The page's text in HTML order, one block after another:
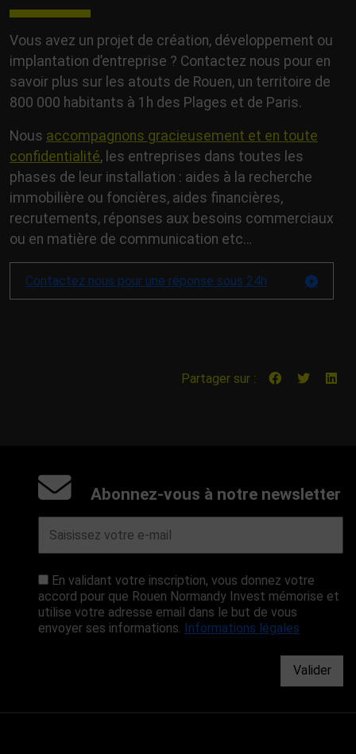
Vous avez un projet de création, développement ou
implantation d’entreprise ? Contactez nous pour en
savoir plus sur les atouts de Rouen, un territoire de
800 000 habitants à 1h des Plages et de Paris.
Nous accompagnons gracieusement et en toute
confidentialité, les entreprises dans toutes les
phases de leur installation : aides à la recherche
immobilière ou foncières, aides financières,
recrutements, réponses aux besoins commerciaux
ou en matière de communication etc…
Contactez nous pour une réponse sous 24h
Partager sur :
Abonnez-vous à notre newsletter
En validant votre inscription, vous donnez votre
accord pour que Rouen Normandy Invest mémorise et
utilise votre adresse email dans le but de vous
envoyer ses informations. Informations légales
Valider